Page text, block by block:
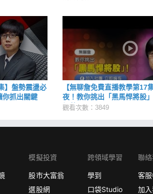
】盤勢震盪必
你抓出關鍵
【無聊詹免費直播教學第17
夜！教你挑出「黑馬悍將股
加薪 113 %
觀看次數：3849
模擬投資
股市大富翁
選股網
跨領域學習
學到
口袋Studio
聯
客
加